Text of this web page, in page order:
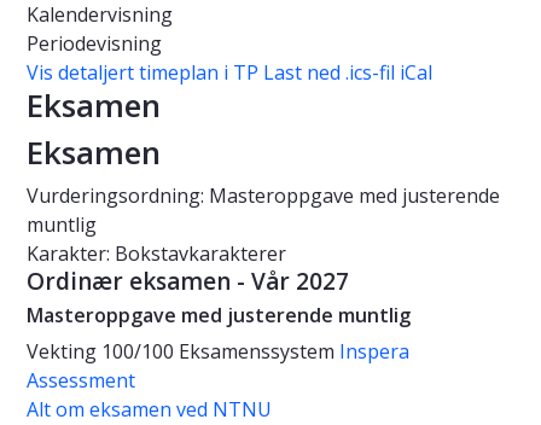
Kalendervisning
Periodevisning
Vis detaljert timeplan i TP Last ned .ics-fil iCal
Eksamen
Eksamen
Vurderingsordning: Masteroppgave med justerende
muntlig
Karakter: Bokstavkarakterer
Ordinær eksamen - Vår 2027
Masteroppgave med justerende muntlig
Vekting 100/100 Eksamenssystem Inspera
Assessment
Alt om eksamen ved NTNU